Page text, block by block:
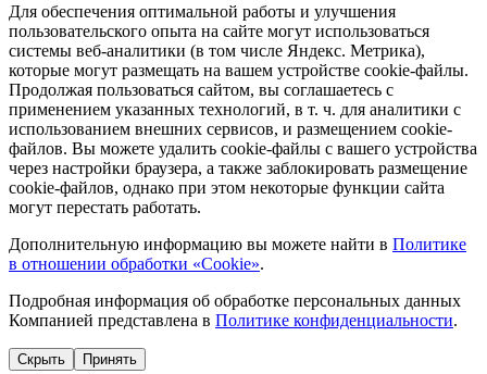
Для обеспечения оптимальной работы и улучшения
пользовательского опыта на сайте могут использоваться
системы веб-аналитики (в том числе Яндекс. Метрика),
которые могут размещать на вашем устройстве cookie-файлы.
Продолжая пользоваться сайтом, вы соглашаетесь с
применением указанных технологий, в т. ч. для аналитики с
использованием внешних сервисов, и размещением cookie-
файлов. Вы можете удалить cookie-файлы с вашего устройства
через настройки браузера, а также заблокировать размещение
cookie-файлов, однако при этом некоторые функции сайта
могут перестать работать.
Дополнительную информацию вы можете найти в Политике
в отношении обработки «Cookie».
Подробная информация об обработке персональных данных
Компанией представлена в Политике конфиденциальности.
Скрыть Принять